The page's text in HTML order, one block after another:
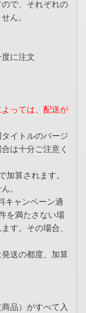
で、それぞれの
ん。
に注文
っては、配送が
イトルのバージ
は十分ご注意く
算されます。
。
キャンペーン適
を満たさない場
す。その場合、
送の都度、加算
品）がすべて入